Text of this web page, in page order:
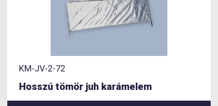
KM-JV-2-72
Hosszú tömör juh karámelem